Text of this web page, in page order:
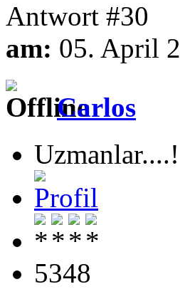
Antwort #30
am: 05. April
Carlos
Uzmanlar....!
5348